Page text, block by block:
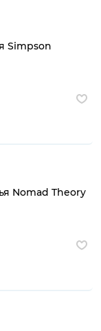
Simpson
Nomad Theory